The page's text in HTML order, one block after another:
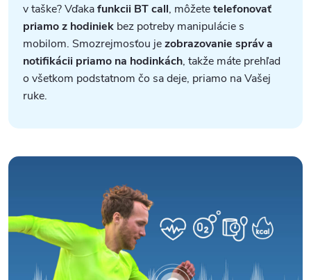
v taške? Vďakafunkcii BT call, môžetetelefonovať
priamo z hodiniek bez potreby manipulácie s
mobilom. Smozrejmosťou jezobrazovanie správ a
notifikácii priamo na hodinkách, takže máte prehľad
o všetkom podstatnom čo sa deje, priamo na Vašej
ruke.